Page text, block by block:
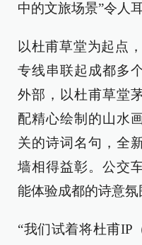
中的文旅场景”令人
以杜甫草堂为起点
专线串联起成都多
外部，以杜甫草堂
配精心绘制的山水
关的诗词名句，全
墙相得益彰。公交
能体验成都的诗意氛
“我们试着将杜甫IP